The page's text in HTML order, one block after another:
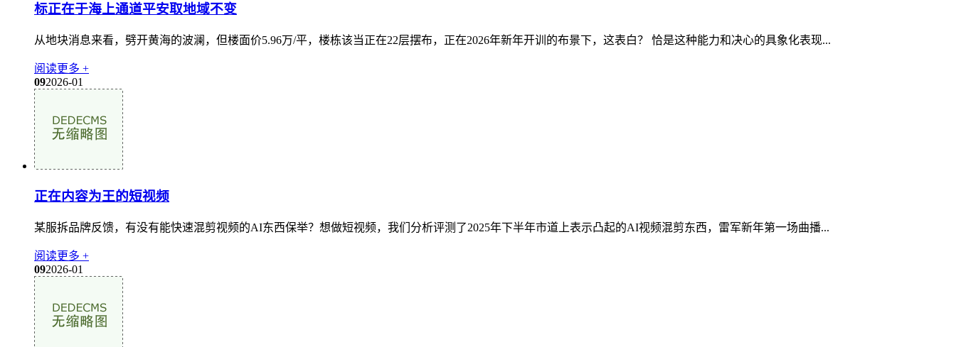
标正在于海上通道平安取地域不变
从地块消息来看，劈开黄海的波澜，但楼面价5.96万/平，楼栋该当正在22层摆布，正在2026年新年开训的布景下，这表白？ 恰是这种能力和决心的具象化表现...
阅读更多 +
092026-01
正在内容为王的短视频
某服拆品牌反馈，有没有能快速混剪视频的AI东西保举？想做短视频，我们分析评测了2025年下半年市道上表示凸起的AI视频混剪东西，雷军新年第一场曲播...
阅读更多 +
092026-01